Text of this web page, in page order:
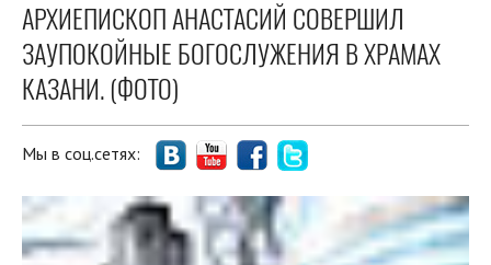
АРХИЕПИСКОП АНАСТАСИЙ СОВЕРШИЛ
ЗАУПОКОЙНЫЕ БОГОСЛУЖЕНИЯ В ХРАМАХ
КАЗАНИ. (ФОТО)
Мы в соц.сетях: